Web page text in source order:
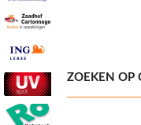
ZOEKEN OP